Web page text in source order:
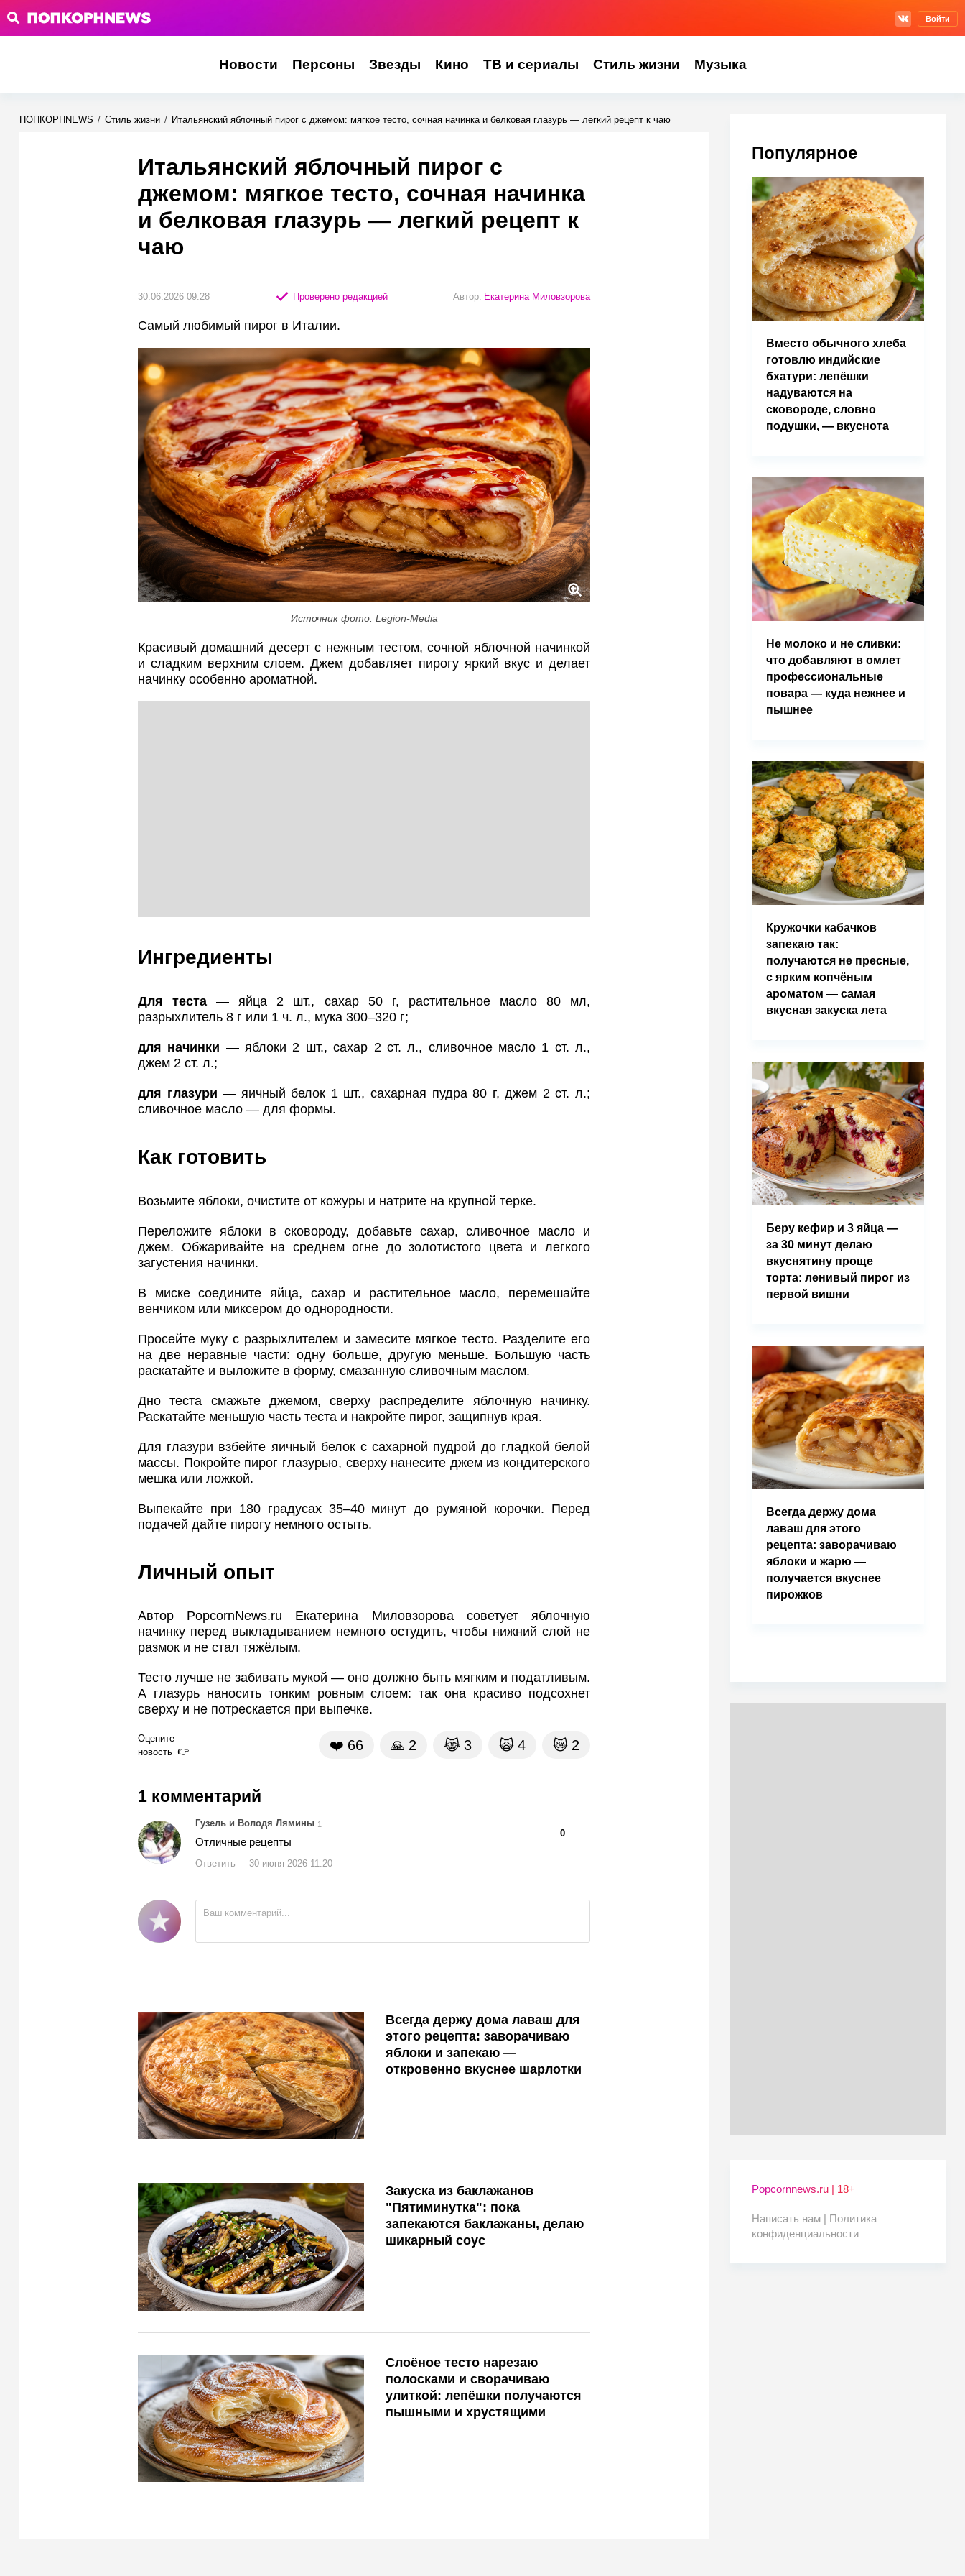
Войти
Новости Персоны Звезды Кино ТВ и сериалы Стиль жизни Музыка
ПОПКОРНNEWS / Стиль жизни / Итальянский яблочный пирог с джемом: мягкое тесто, сочная начинка и белковая глазурь — легкий рецепт к чаю
Итальянский яблочный пирог с
джемом: мягкое тесто, сочная начинка
и белковая глазурь — легкий рецепт к
чаю
30.06.2026 09:28 Проверено редакцией Автор: Екатерина Миловзорова
Самый любимый пирог в Италии.
Источник фото: Legion-Media
Красивый домашний десерт с нежным тестом, сочной яблочной начинкой
и сладким верхним слоем. Джем добавляет пирогу яркий вкус и делает
начинку особенно ароматной.
Ингредиенты
Для теста — яйца 2 шт., сахар 50 г, растительное масло 80 мл,
разрыхлитель 8 г или 1 ч. л., мука 300–320 г;
для начинки — яблоки 2 шт., сахар 2 ст. л., сливочное масло 1 ст. л.,
джем 2 ст. л.;
для глазури — яичный белок 1 шт., сахарная пудра 80 г, джем 2 ст. л.;
сливочное масло — для формы.
Как готовить
Возьмите яблоки, очистите от кожуры и натрите на крупной терке.
Переложите яблоки в сковороду, добавьте сахар, сливочное масло и
джем. Обжаривайте на среднем огне до золотистого цвета и легкого
загустения начинки.
В миске соедините яйца, сахар и растительное масло, перемешайте
венчиком или миксером до однородности.
Просейте муку с разрыхлителем и замесите мягкое тесто. Разделите его
на две неравные части: одну больше, другую меньше. Большую часть
раскатайте и выложите в форму, смазанную сливочным маслом.
Дно теста смажьте джемом, сверху распределите яблочную начинку.
Раскатайте меньшую часть теста и накройте пирог, защипнув края.
Для глазури взбейте яичный белок с сахарной пудрой до гладкой белой
массы. Покройте пирог глазурью, сверху нанесите джем из кондитерского
мешка или ложкой.
Выпекайте при 180 градусах 35–40 минут до румяной корочки. Перед
подачей дайте пирогу немного остыть.
Личный опыт
Автор PopcornNews.ru Екатерина Миловзорова советует яблочную
начинку перед выкладыванием немного остудить, чтобы нижний слой не
размок и не стал тяжёлым.
Тесто лучше не забивать мукой — оно должно быть мягким и податливым.
А глазурь наносить тонким ровным слоем: так она красиво подсохнет
сверху и не потрескается при выпечке.
Оцените
новость
❤️ 66 🙏 2 😹 3 🙀 4 😿 2
1 комментарий
Гузель и Володя Лямины 1
0
Отличные рецепты
Ответить 30 июня 2026 11:20
Всегда держу дома лаваш для
этого рецепта: заворачиваю
яблоки и запекаю —
откровенно вкуснее шарлотки
Закуска из баклажанов
"Пятиминутка": пока
запекаются баклажаны, делаю
шикарный соус
Слоёное тесто нарезаю
полосками и сворачиваю
улиткой: лепёшки получаются
пышными и хрустящими
Популярное
Вместо обычного хлеба
готовлю индийские
бхатури: лепёшки
надуваются на
сковороде, словно
подушки, — вкуснота
Не молоко и не сливки:
что добавляют в омлет
профессиональные
повара — куда нежнее и
пышнее
Кружочки кабачков
запекаю так:
получаются не пресные,
с ярким копчёным
ароматом — самая
вкусная закуска лета
Беру кефир и 3 яйца —
за 30 минут делаю
вкуснятину проще
торта: ленивый пирог из
первой вишни
Всегда держу дома
лаваш для этого
рецепта: заворачиваю
яблоки и жарю —
получается вкуснее
пирожков
Popcornnews.ru | 18+
Написать нам | Политика
конфиденциальности